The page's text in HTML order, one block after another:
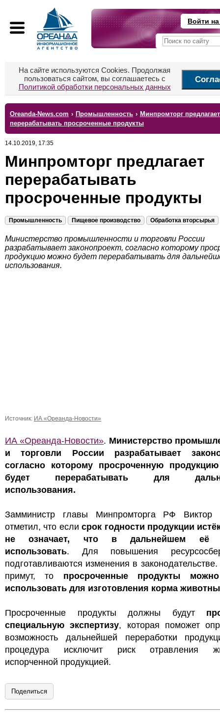
Войти
На сайте используются Cookies. Продолжая
пользоваться сайтом, вы соглашаетесь с
Политикой обработки персональных данных
Oreanda-News.com › Промышленность › Минпромторг предлагает
перерабатывать просроченные продукты
14.10.2019, 17:35
Минпромторг предлагает
перерабатывать
просроченные продукты
Промышленность Пищевое производство Обработка вторсырья
Министерство промышленности и торговли России
разрабатывает законопроект, согласно которому
продукцию можно будет перерабатывать для
использования.
Источник: ИА «Ореанда-Новости»
ИА «Ореанда-Новости». Министерство
и торговли России разрабатывает
согласно которому просроченную
будет перерабатывать для
использования.
Замминистр главы Минпромторга РФ Виктор
отметил, что еслисрок годности продукции
не означает, что в дальнейшем её
использовать. Для повышения
подготавливаются изменения в
примут, то просроченные продукты
использовать для изготовления корма
Просроченные продукты должны будут
специальную экспертизу, которая поможет
возможность дальнейшей переработки
процедура исключит риск отравления
испорченной продукцией.
Поделиться